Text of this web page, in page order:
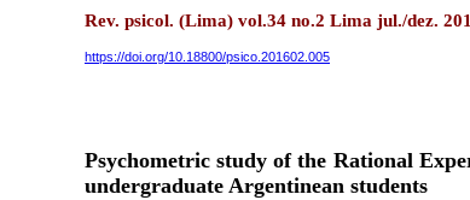
Rev. psicol. (Lima) vol.34 no.2 Lima jul./dez.
https://doi.org/10.18800/psico.201602.005
Psychometric study of the Rational
undergraduate Argentinean students